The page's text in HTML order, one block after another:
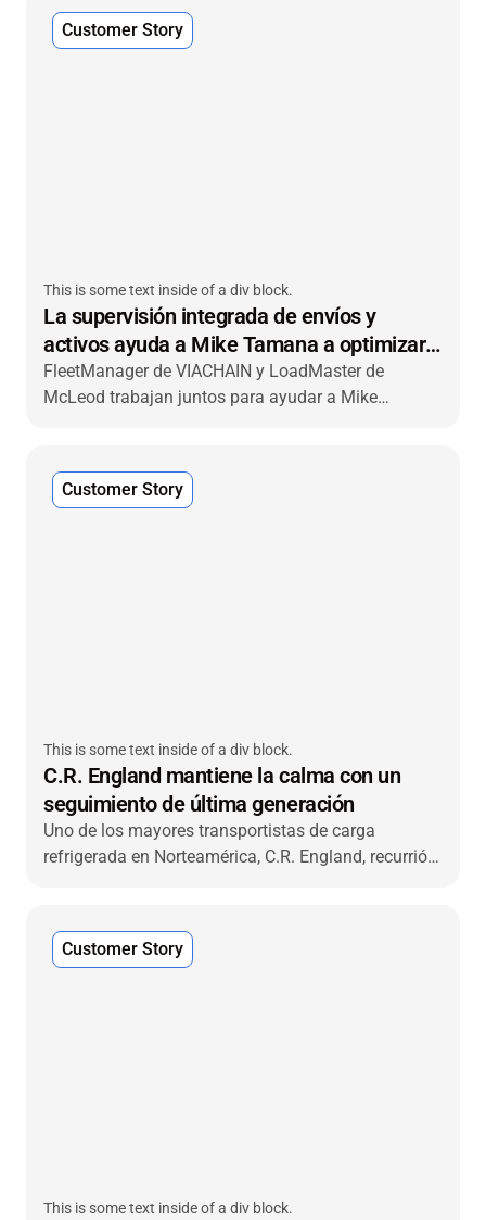
Customer Story
This is some text inside of a div block.
La supervisión integrada de envíos y
activos ayuda a Mike Tamana a optimizar
las operaciones
FleetManager de VIACHAIN y LoadMaster de
McLeod trabajan juntos para ayudar a Mike
Customer Story
This is some text inside of a div block.
C.R. England mantiene la calma con un
seguimiento de última generación
Uno de los mayores transportistas de carga
refrigerada en Norteamérica, C.R. England, recurrió a
de extremo a extremo que ofreció nuevas
capacidades y un rápido retorno de la inversión.
Customer Story
This is some text inside of a div block.